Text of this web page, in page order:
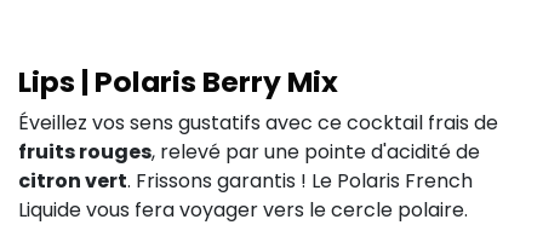
Lips | Polaris Berry Mix
Éveillez vos sens gustatifs avec ce cocktail frais de
fruits rouges, relevé par une pointe d'acidité de
citron vert. Frissons garantis ! Le Polaris French
Liquide vous fera voyager vers le cercle polaire.